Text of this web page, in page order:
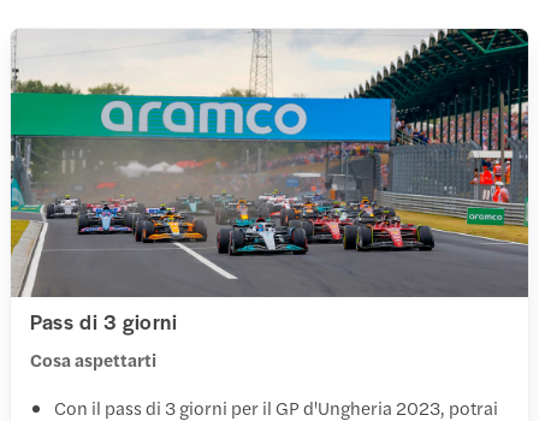
Pass di 3 giorni
Cosa aspettarti
Con il pass di 3 giorni per il GP d'Ungheria 2023, potrai